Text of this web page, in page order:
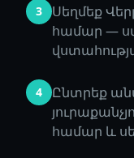
3
Սեղմեք
համար —
4
Ընտրեք
համար և